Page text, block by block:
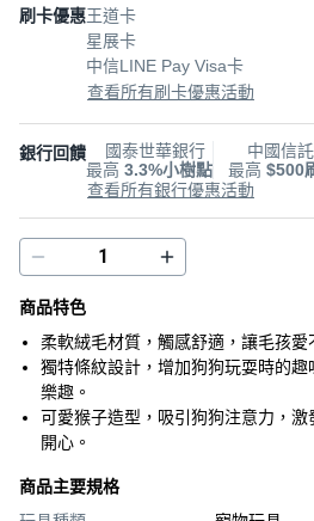
刷卡優惠王道卡
星展卡
中信LINE Pay Visa卡
查看所有刷卡優惠活動
銀行回饋
國泰世華銀行
最高 3.3%小樹點
中國信
最高 $500
查看所有銀行優惠活動
商品特色
柔軟絨毛材質，觸感舒適，讓毛孩愛
獨特條紋設計，增加狗狗玩耍時的
樂趣。
可愛猴子造型，吸引狗狗注意力，
開心。
商品主要規格